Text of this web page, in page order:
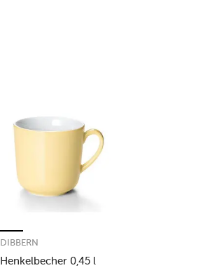
Henkelbecher 0,45 l
DIBBERN